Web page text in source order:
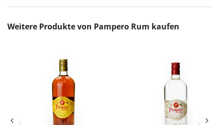
Produktgalerie überspringen
Weitere Produkte von Pampero Rum kaufen